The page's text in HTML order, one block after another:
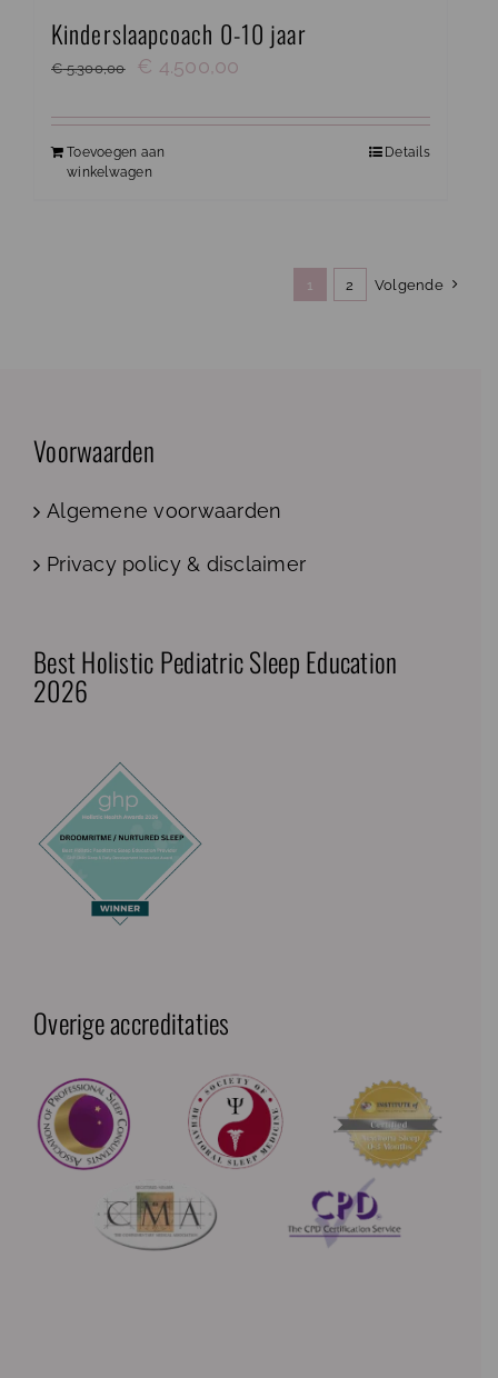
Kinderslaapcoach 0-10 jaar
€5.300,00
Oorspronkelijke
was:
€ 5.300,00.
€ 4.500,00
is:
Toevoegen aan
winkelwagen
Details
1 2 Volgende
Voorwaarden
Algemene voorwaarden
Privacy policy & disclaimer
Best Holistic Pediatric Sleep Education
2026
Overige accreditaties